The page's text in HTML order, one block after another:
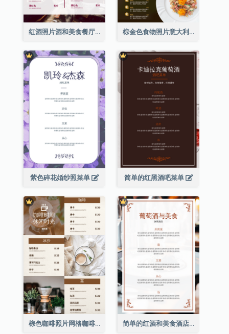
红酒照片酒和美食餐厅菜单 棕金色食物照片意大利食物菜单
紫色碎花婚纱照菜单 简单的红黑酒吧菜单
棕色咖啡照片网格咖啡店菜单 简单的红酒和美食酒店餐厅菜单